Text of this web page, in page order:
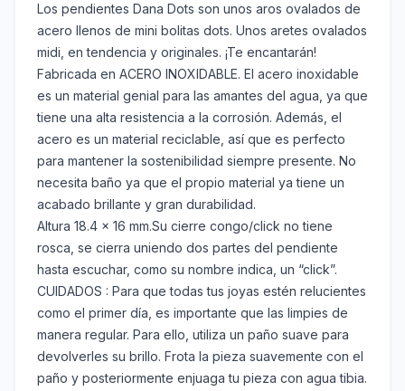
Los pendientes Dana Dots son unos aros ovalados de
acero llenos de mini bolitas dots. Unos aretes ovalados
midi, en tendencia y originales. ¡Te encantarán!
Fabricada en ACERO INOXIDABLE. El acero inoxidable
es un material genial para las amantes del agua, ya que
tiene una alta resistencia a la corrosión. Además, el
acero es un material reciclable, así que es perfecto
para mantener la sostenibilidad siempre presente. No
necesita baño ya que el propio material ya tiene un
acabado brillante y gran durabilidad.
Altura 18.4 x 16 mm.Su cierre congo/click no tiene
rosca, se cierra uniendo dos partes del pendiente
hasta escuchar, como su nombre indica, un “click”.
CUIDADOS : Para que todas tus joyas estén relucientes
como el primer día, es importante que las limpies de
manera regular. Para ello, utiliza un paño suave para
devolverles su brillo. Frota la pieza suavemente con el
paño y posteriormente enjuaga tu pieza con agua tibia.